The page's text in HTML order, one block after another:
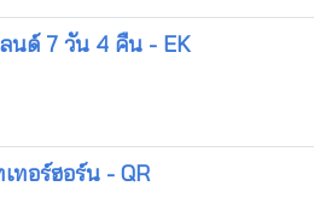
นด์ 7 วัน 4 คืน - EK
ทอร์ฮอร์น - QR